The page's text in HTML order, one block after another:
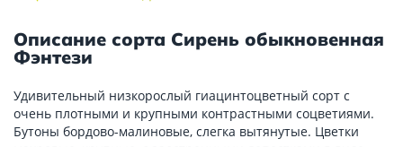
Описание сорта Сирень обыкновенная
Фэнтези
Удивительный низкорослый гиацинтоцветный сорт с
очень плотными и крупными контрастными соцветиями.
Бутоны бордово-малиновые, слегка вытянутые. Цветки